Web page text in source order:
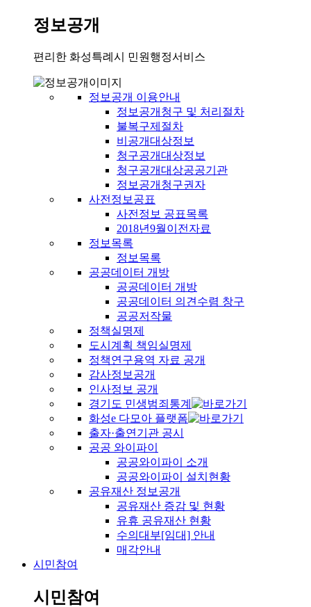
정보공개
편리한 화성특례시 민원행정서비스
정보공개 이용안내
정보공개청구 및 처리절차
불복구제절차
비공개대상정보
청구공개대상정보
청구공개대상공공기관
정보공개청구권자
사전정보공표
사전정보 공표목록
2018년9월이전자료
정보목록
정보목록
공공데이터 개방
공공데이터 개방
공공데이터 의견수렴 창구
공공저작물
정책실명제
도시계획 책임실명제
정책연구용역 자료 공개
감사정보공개
인사정보 공개
경기도 민생범죄통계
화성e 다모아 플랫폼
출자·출연기관 공시
공공 와이파이
공공와이파이 소개
공공와이파이 설치현황
공유재산 정보공개
공유재산 증감 및 현황
유휴 공유재산 현황
수의대부[임대] 안내
매각안내
시민참여
시민참여